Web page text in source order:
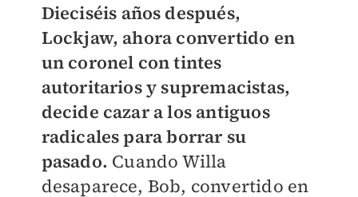
Dieciséis años después,
Lockjaw, ahora convertido en
un coronel con tintes
autoritarios y supremacistas,
decide cazar a los antiguos
radicales para borrar su
pasado. Cuando Willa
desaparece, Bob, convertido en